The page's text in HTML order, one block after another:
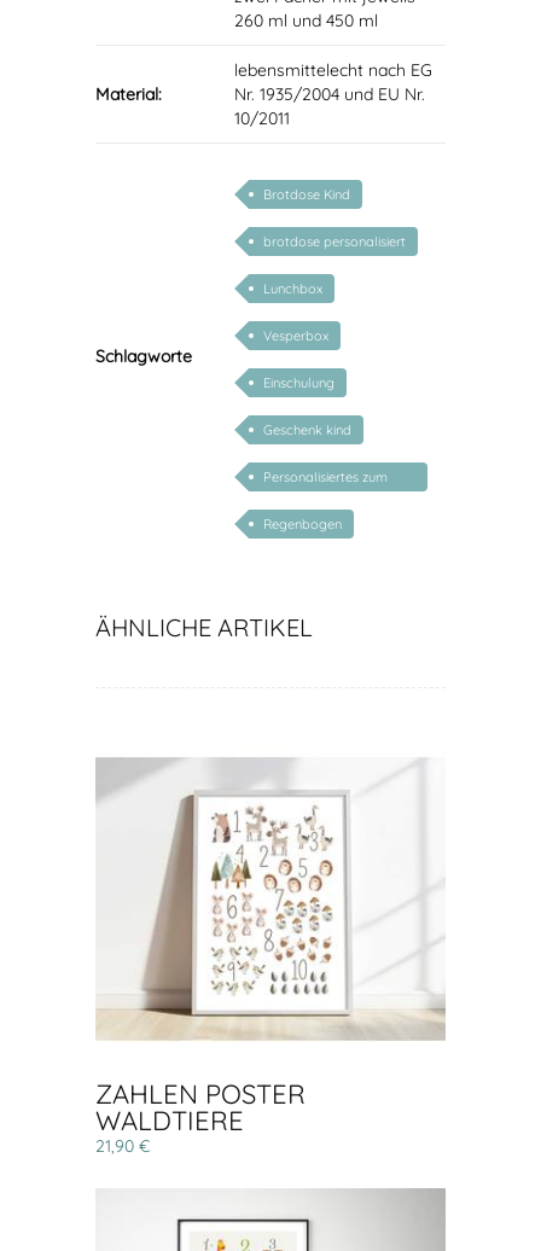
260 ml und 450 ml
Material:
lebensmittelecht nach EG
Nr. 1935/2004 und EU Nr.
10/2011
Schlagworte
Brotdose Kind
brotdose personalisiert
Lunchbox
Vesperbox
Einschulung
Geschenk kind
Personalisiertes zum
Schulanfang
Regenbogen
ÄHNLICHE ARTIKEL
ZAHLEN POSTER
WALDTIERE
21,90 €